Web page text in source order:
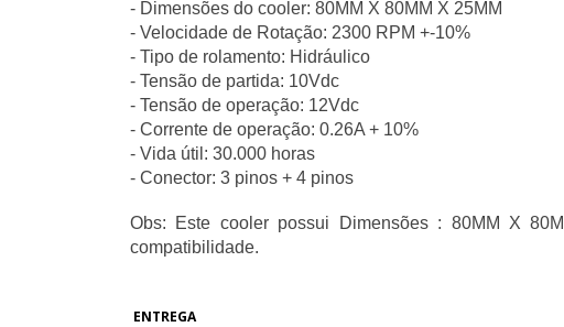
- Dimensões do cooler: 80MM X 80MM X 25MM
- Velocidade de Rotação: 2300 RPM +-10%
- Tipo de rolamento: Hidráulico
- Tensão de partida: 10Vdc
- Tensão de operação: 12Vdc
- Corrente de operação: 0.26A + 10%
- Vida útil: 30.000 horas
- Conector: 3 pinos + 4 pinos
Obs: Este cooler possui Dimensões : 80MM X
compatibilidade.
ENTREGA